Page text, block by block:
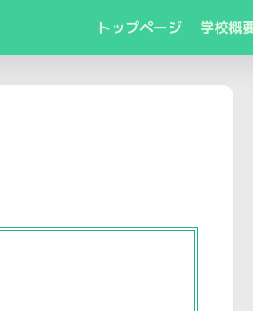
トップページ 学校概